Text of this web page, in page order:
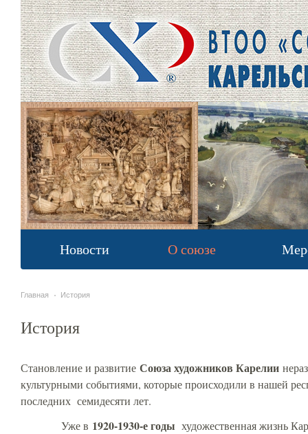
Новости О союзе
Главная История
История
Становление и развитие Союза художников Карелии
культурными событиями, которые происходили в нашей
последних семидесяти лет.
Уже в 1920-1930-е годы художественная жизнь